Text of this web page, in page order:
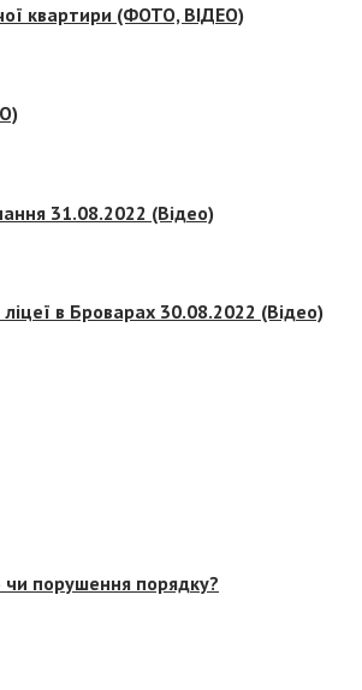
квартири (ФОТО, ВІДЕО)
31.08.2022 (Відео)
в Броварах 30.08.2022 (Відео)
чи порушення порядку?